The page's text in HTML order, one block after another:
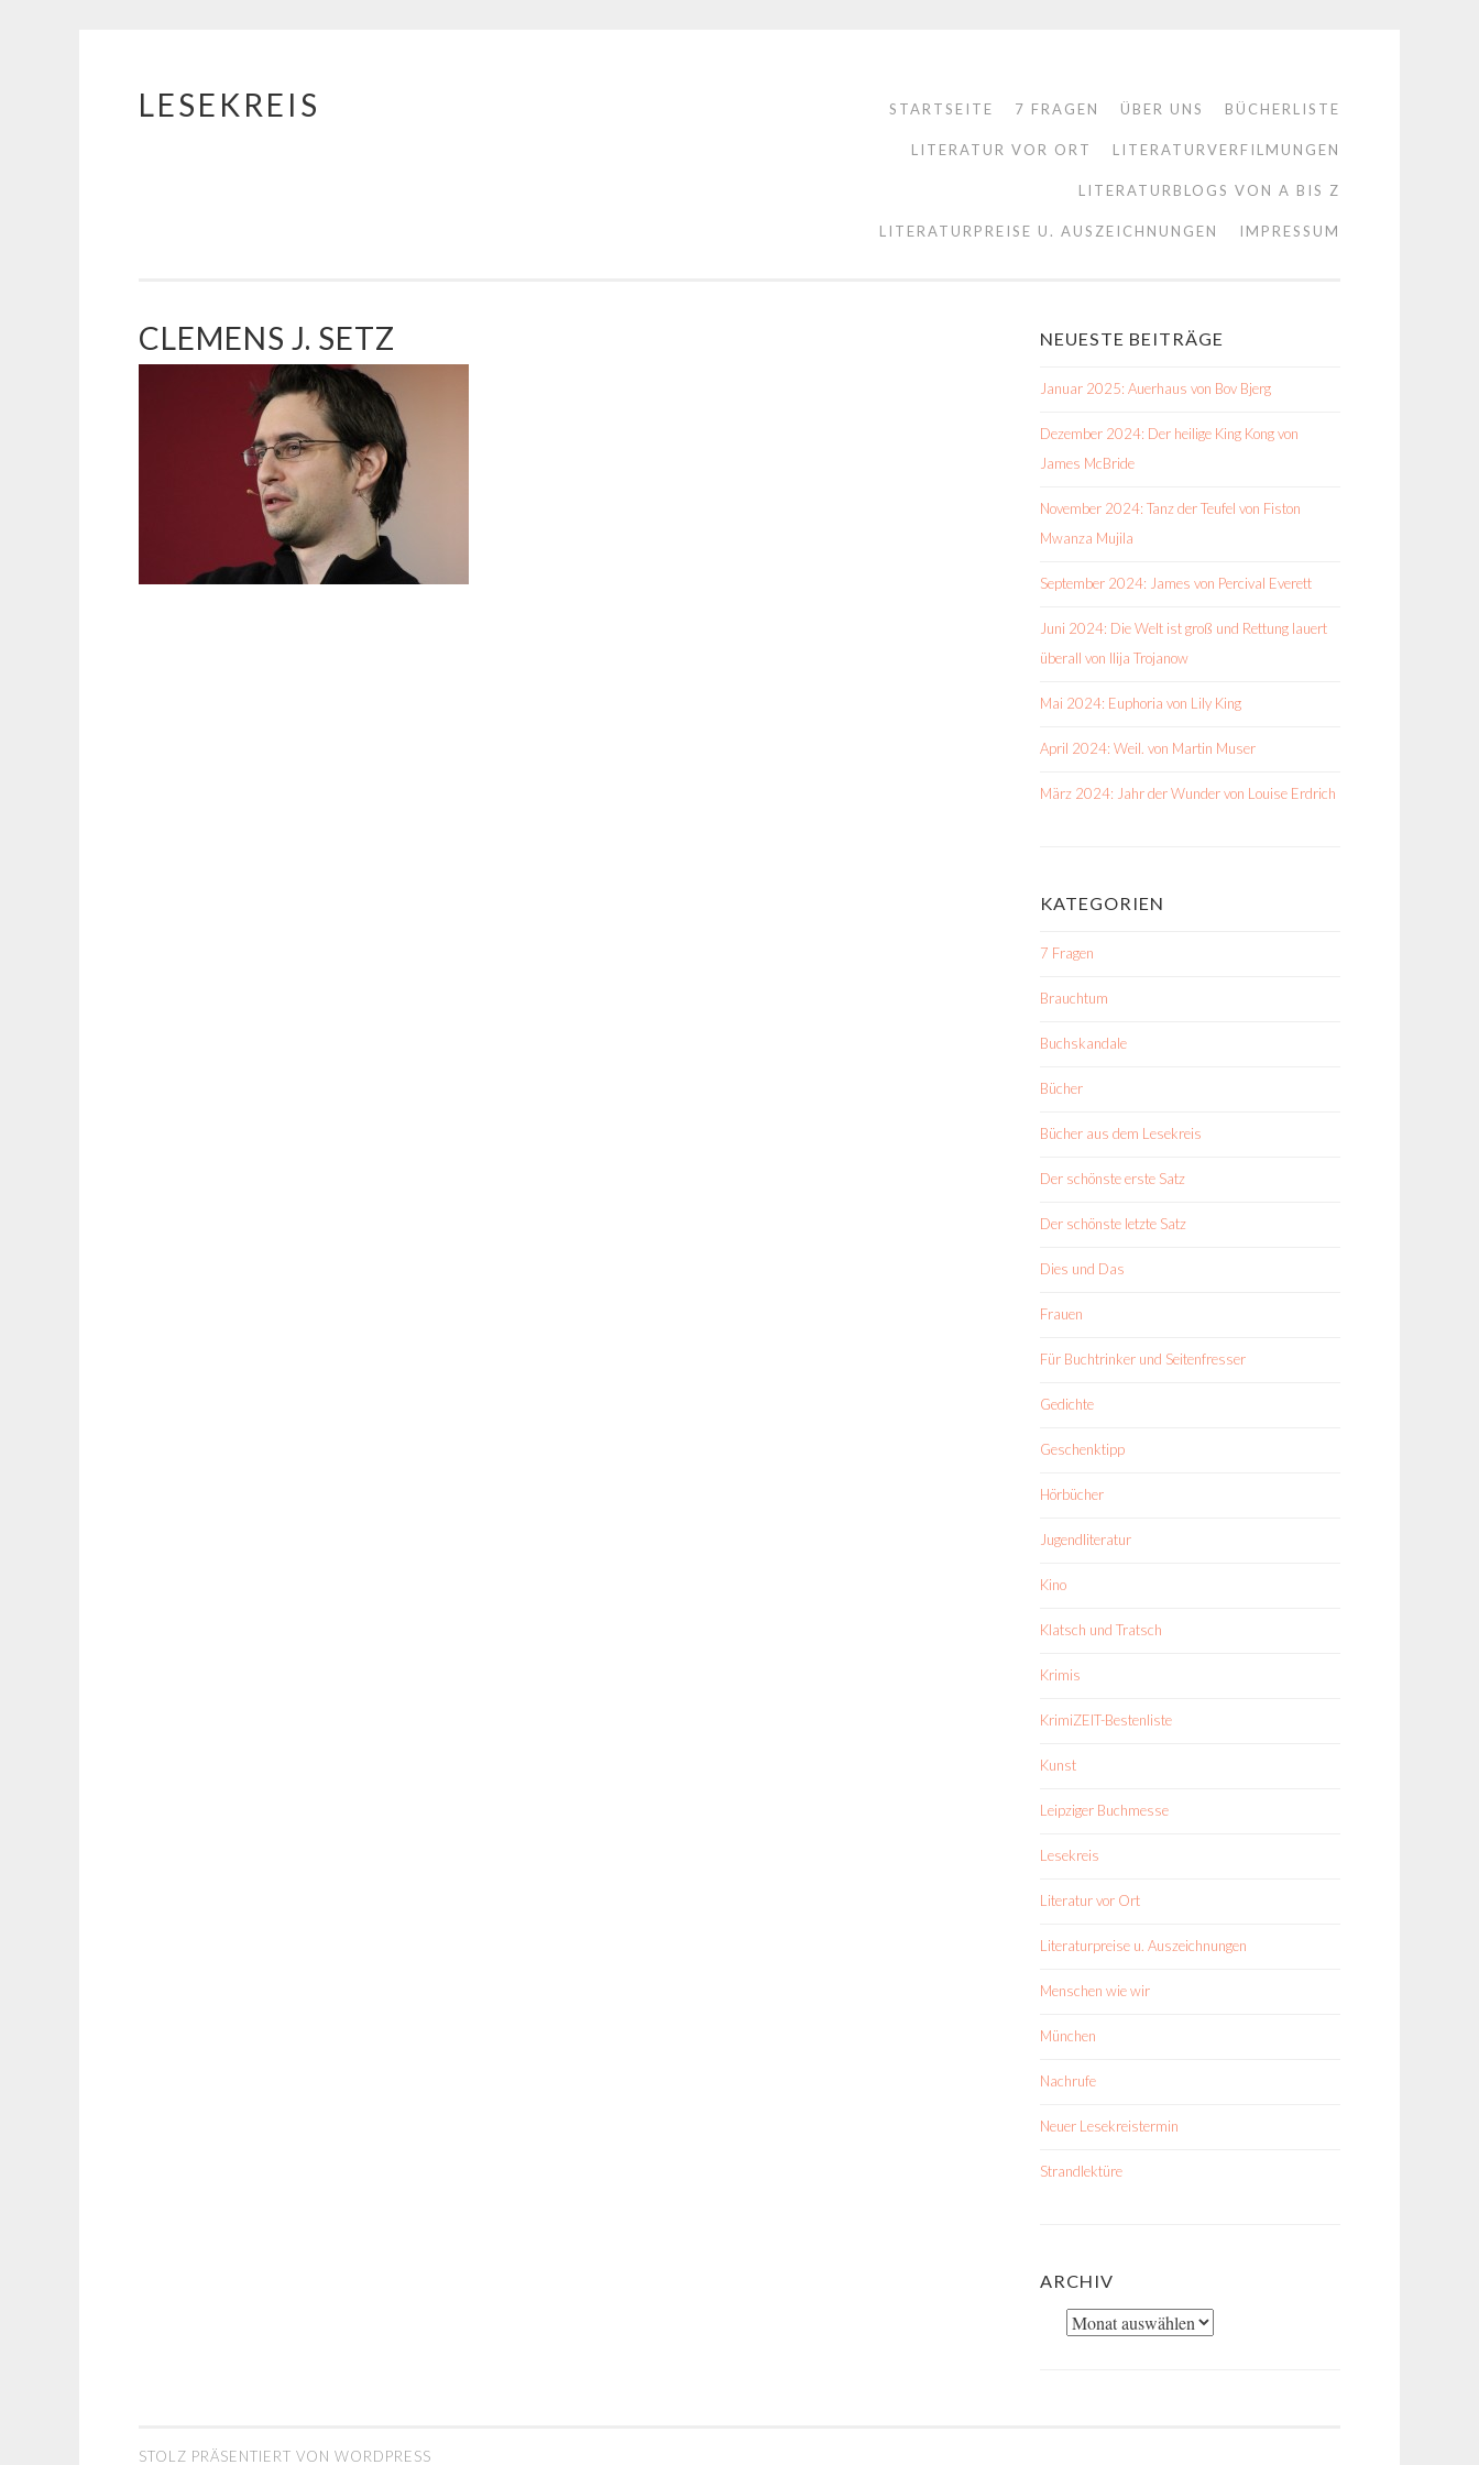
Springe
LESEKREIS STARTSEITE 7 FRAGEN ÜBER UNS BÜCHERLISTE
LITERATUR VOR ORT LITERATURVERFILMUNGEN
LITERATURBLOGS VON A BIS Z
LITERATURPREISE U. AUSZEICHNUNGEN IMPRESSUM
CLEMENS J. SETZ NEUESTE BEITRÄGE
Januar 2025: Auerhaus von Bov Bjerg
Dezember 2024: Der heilige King Kong von
James McBride
November 2024: Tanz der Teufel von Fiston
Mwanza Mujila
September 2024: James von Percival Everett
Juni 2024: Die Welt ist groß und Rettung lauert
überall von Ilija Trojanow
Mai 2024: Euphoria von Lily King
April 2024: Weil. von Martin Muser
März 2024: Jahr der Wunder von Louise Erdrich
KATEGORIEN
7 Fragen
Brauchtum
Buchskandale
Bücher
Bücher aus dem Lesekreis
Der schönste erste Satz
Der schönste letzte Satz
Dies und Das
Frauen
Für Buchtrinker und Seitenfresser
Gedichte
Geschenktipp
Hörbücher
Jugendliteratur
Kino
Klatsch und Tratsch
Krimis
KrimiZEIT-Bestenliste
Kunst
Leipziger Buchmesse
Lesekreis
Literatur vor Ort
Literaturpreise u. Auszeichnungen
Menschen wie wir
München
Nachrufe
Neuer Lesekreistermin
Strandlektüre
ARCHIV
Archiv
STOLZ PRÄSENTIERT VON WORDPRESS